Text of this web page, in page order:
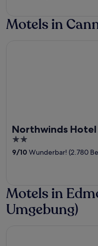
Motels in
Northwinds Hotel
2
out
9/10 Wunderbar! (2.780
Motels in
Umgebung)